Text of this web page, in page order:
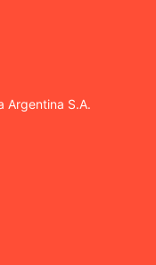
Argentina S.A.